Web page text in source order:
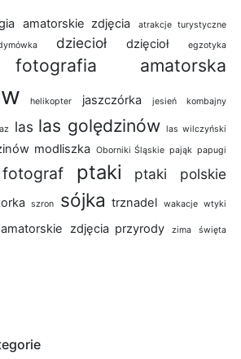
amatorskie zdjęcia
atrakcje turystyczne
dziecioł dzięcioł egzotyka
fotografia amatorska
helikopter jaszczórka jesień kombajny
las las golędzinów las wilczyński
modliszka Oborniki Śląskie pająk papugi
ptaki ptaki polskie
szron sójka trznadel wakacje wtyki
zdjęcia przyrody zima
święta